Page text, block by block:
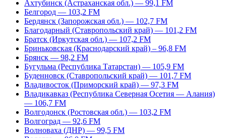
Ахтубинск (Астраханская обл.) — 99,1 FM
Белгород — 103,2 FM
Бердянск (Запорожская обл.) — 102,7 FM
Благодарный (Ставропольский край) — 101,2 FM
Братск (Иркутская обл.) — 107,2 FM
Бриньковская (Краснодарский край) – 96,8 FM
Брянск — 98,2 FM
Бугульма (Республика Татарстан) — 105,9 FM
Буденновск (Ставропольский край) — 101,7 FM
Владивосток (Приморский край) — 97,3 FM
Владикавказ (Республика Северная Осетия — Алания)
— 106,7 FM
Волгодонск (Ростовская обл.) — 103,2 FM
Волгоград — 92,6 FM
Волноваха (ДНР) — 99,5 FM